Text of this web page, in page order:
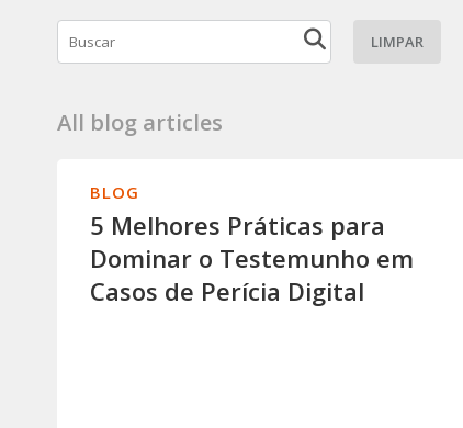
LIMPAR
All blog articles
BLOG
5 Melhores Práticas para
Dominar o Testemunho em
Casos de Perícia Digital